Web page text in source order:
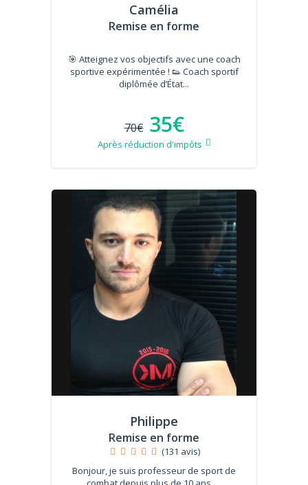
Camélia
Remise en forme
🎯 Atteignez vos objectifs avec une coach
sportive expérimentée ! 👟 Coach sportif
diplômée d’État...
70€ 35€
Après réduction d'impôts
Philippe
Remise en forme
(131 avis)
Bonjour, je suis professeur de sport de